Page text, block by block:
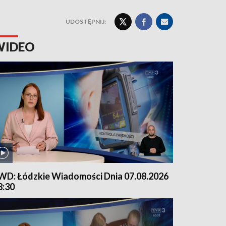
UDOSTĘPNIJ:
Łódzkie Wiadomości Dnia 07.08.2026